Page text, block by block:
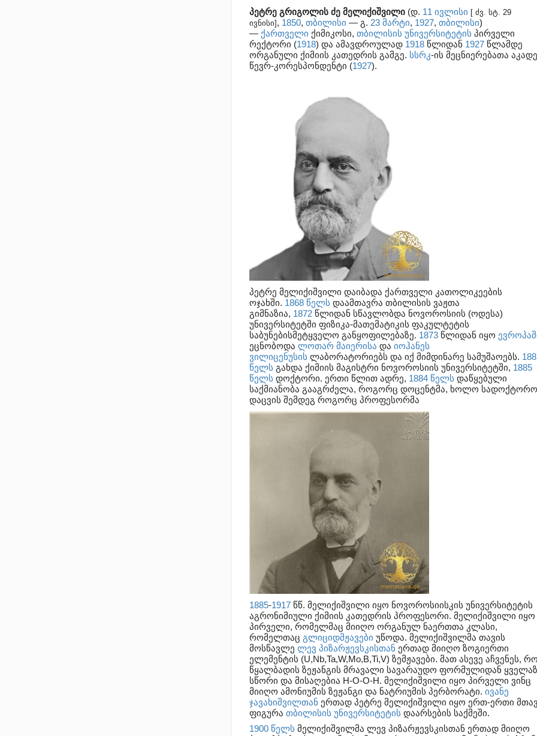
პეტრე გრიგოლის ძე მელიქიშვილი(დ. 11 ივლისი [ ძვ. სტ. 29
ივნისი] , 1850, თბილისი — გ. 23 მარტი, 1927, თბილისი)
— ქართველი ქიმიკოსი, თბილისის უნივერსიტეტის პირველი
რექტორი (1918) და ამავდროულად 1918წლიდან 1927წლამდე
ორგანული ქიმიის კათედრის გამგე. სსრკ-ის მეცნიერებათა
წევრ-კორესპონდენტი (1927).
პეტრე მელიქიშვილი დაიბადა ქართველი კათოლიკეების
ოჯახში. 1868 წელს დაამთავრა თბილისის ვაჟთა
გიმნაზია, 1872წლიდან სწავლობდა ნოვოროსიის (ოდესა)
უნივერსიტეტში ფიზიკა-მათემატიკის ფაკულტეტის
საბუნებისმეტყველო განყოფილებაზე. 1873წლიდან იყო
ეცნობოდა ლოთარ მაიერისა და იოჰანეს
ვილიცენუსის ლაბორატორიებს და იქ მიმდინარე სამუშაოებს.
წელს გახდა ქიმიის მაგისტრი ნოვოროსიის უნივერსიტეტში, 1885
წელს დოქტორი. ერთი წლით ადრე, 1884 წელს დაწყებული
საქმიანობა გააგრძელა, როგორც დოცენტმა, ხოლო
დაცვის შემდეგ როგორც პროფესორმა
1885-1917წწ. მელიქიშვილი იყო ნოვოროსიისკის უნივერსიტეტის
აგრონიმიული ქიმიის კათედრის პროფესორი. მელიქიშვილი იყო
პირველი, რომელმაც მიიღო ორგანულ ნაერთთა კლასი,
რომელთაც გლიციდმჟავები უწოდა. მელიქიშვილმა თავის
მოსწავლე ლევ პიზარჟევსკისთან ერთად მიიღო ზოგიერთი
ელემენტის (U,Nb,Ta,W,Mo,B,Ti,V) ზემჟავები. მათ ასევე აჩვენეს,
წყალბადის ზეჟანგის მრავალი სავარაუდო ფორმულიდან
სწორი და მისაღებია H-O-O-H. მელიქიშვილი იყო პირველი ვინც
მიიღო ამონიუმის ზეჟანგი და ნატრიუმის პერბორატი. ივანე
ჯავახიშვილთან ერთად პეტრე მელიქიშვილი იყო ერთ-ერთი
ფიგურა თბილისის უნივერსიტეტის დაარსების საქმეში.
1900 წელს მელიქიშვილმა ლევ პიზარჟევსკისთან ერთად მიიღო